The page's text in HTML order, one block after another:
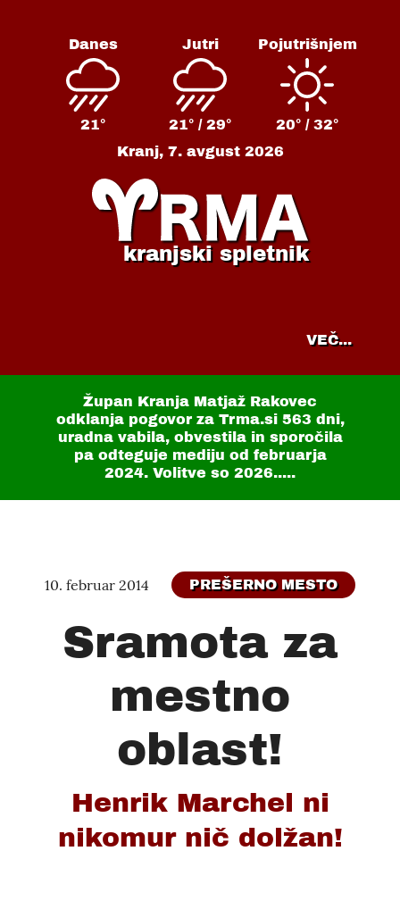
Danes
21°
Jutri
21° / 29°
Pojutrišnjem
20° / 32°
Kranj, 7. avgust 2026
kranjski spletnik
VEČ...
Župan Kranja Matjaž Rakovec
odklanja pogovor za Trma.si 563 dni,
uradna vabila, obvestila in sporočila
pa odteguje mediju od februarja
2024. Volitve so 2026.....
10. februar 2014 PREŠERNO MESTO
Sramota za
mestno
oblast!
Henrik Marchel ni
nikomur nič dolžan!